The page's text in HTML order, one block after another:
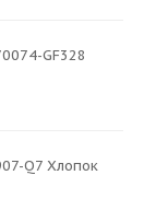
GF328
Q7 Хлопок